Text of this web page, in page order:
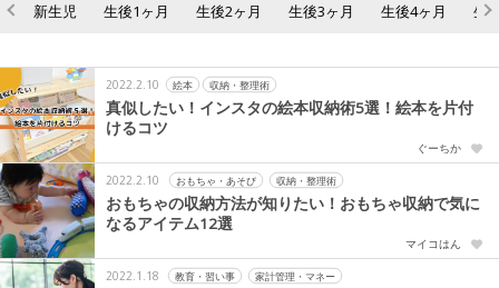
新生児 生後1ヶ月 生後2ヶ月 生後3ヶ月 生後4ヶ月 生
2022.2.10 絵本 収納・整理術
真似したい！インスタの絵本収納術5選！絵本を片付
けるコツ
ぐーちか
2022.2.10 おもちゃ・あそび 収納・整理術
おもちゃの収納方法が知りたい！おもちゃ収納で気に
なるアイテム12選
マイコはん
2022.1.18 教育・習い事 家計管理・マネー